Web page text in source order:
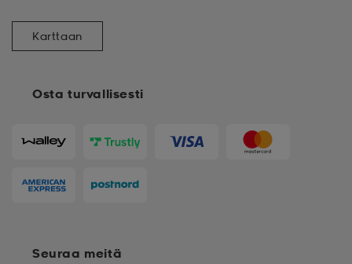
Osta turvallisesti
Karttaan
Seuraa meitä